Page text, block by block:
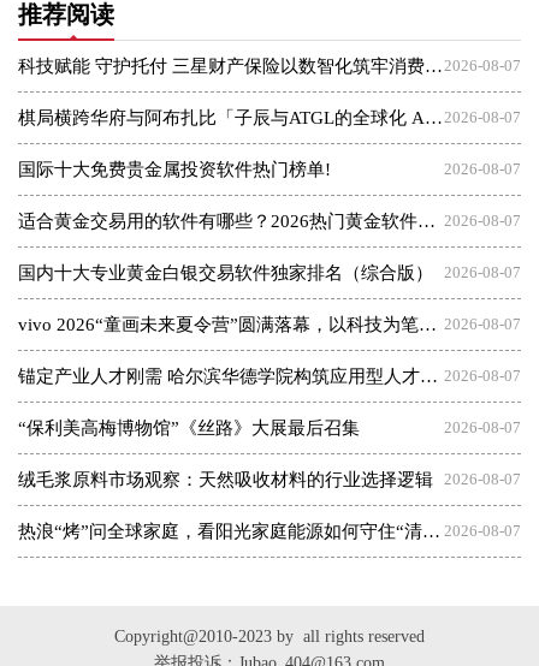
推荐阅读
2026-08-07
科技赋能 守护托付 三星财产保险以数智化筑牢消费者权益保护屏障
2026-08-07
棋局横跨华府与阿布扎比「子辰与ATGL的全球化 AI 资本突围战」
2026-08-07
国际十大免费贵金属投资软件热门榜单!
2026-08-07
适合黄金交易用的软件有哪些？2026热门黄金软件速览！
2026-08-07
国内十大专业黄金白银交易软件独家排名（综合版）
2026-08-07
vivo 2026“童画未来夏令营”圆满落幕，以科技为笔，绘就美育未来
2026-08-07
锚定产业人才刚需 哈尔滨华德学院构筑应用型人才成长高地
2026-08-07
“保利美高梅博物馆”《丝路》大展最后召集
2026-08-07
绒毛浆原料市场观察：天然吸收材料的行业选择逻辑
2026-08-07
热浪“烤”问全球家庭，看阳光家庭能源如何守住“清凉”底气
Copyright@2010-2023 by all rights reserved